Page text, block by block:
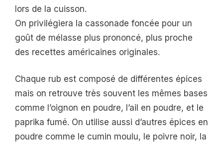
lors de la cuisson.
On privilégiera la cassonade foncée pour un
goût de mélasse plus prononcé, plus proche
des recettes américaines originales.
Chaque rub est composé de différentes épices
mais on retrouve très souvent les mêmes bases
comme l’oignon en poudre, l’ail en poudre, et le
paprika fumé. On utilise aussi d’autres épices en
poudre comme le cumin moulu, le poivre noir, la